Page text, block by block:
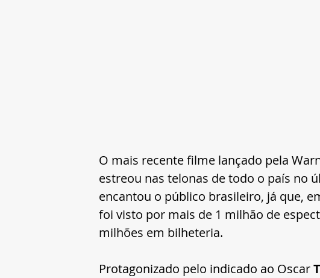
O mais recente filme lançado pela
estreou nas telonas de todo o país no
encantou o público brasileiro, já que,
foi visto por mais de 1 milhão de
milhões em bilheteria.
Protagonizado pelo indicado ao Oscar